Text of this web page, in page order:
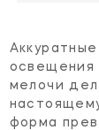
освещения
мелочи
форма